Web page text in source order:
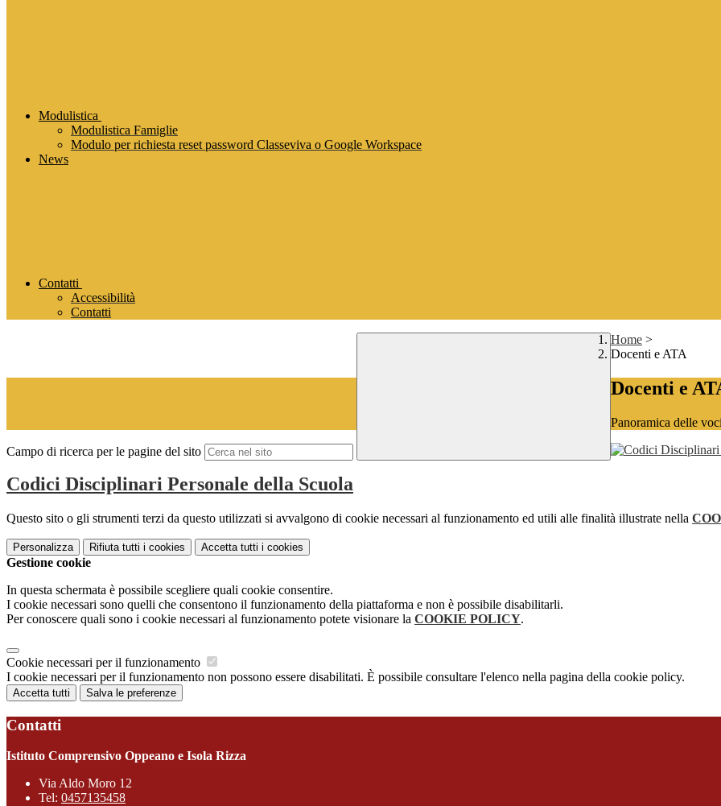
Modulistica
Modulistica Famiglie
Modulo per richiesta reset password Classeviva o Google Workspace
News
Contatti
Accessibilità
Contatti
Campo di ricerca per le pagine del sito
Home >
Docenti e ATA
Docenti e
Panoramica delle
Codici Disciplinari Personale della Scuola
Questo sito o gli strumenti terzi da questo utilizzati si avvalgono di cookie necessari al funzionamento ed utili alle finalità illustrate nella
Personalizza Rifiuta tutti i cookies Accetta tutti i cookies
Gestione cookie
In questa schermata è possibile scegliere quali cookie consentire.
I cookie necessari sono quelli che consentono il funzionamento della piattaforma e non è possibile disabilitarli.
Per conoscere quali sono i cookie necessari al funzionamento potete visionare la COOKIE POLICY.
Cookie necessari per il funzionamento
I cookie necessari per il funzionamento non possono essere disabilitati. È possibile consultare l'elenco nella pagina della cookie policy.
Accetta tutti Salva le preferenze
Contatti
Istituto Comprensivo Oppeano e Isola Rizza
Via Aldo Moro 12
Tel: 0457135458